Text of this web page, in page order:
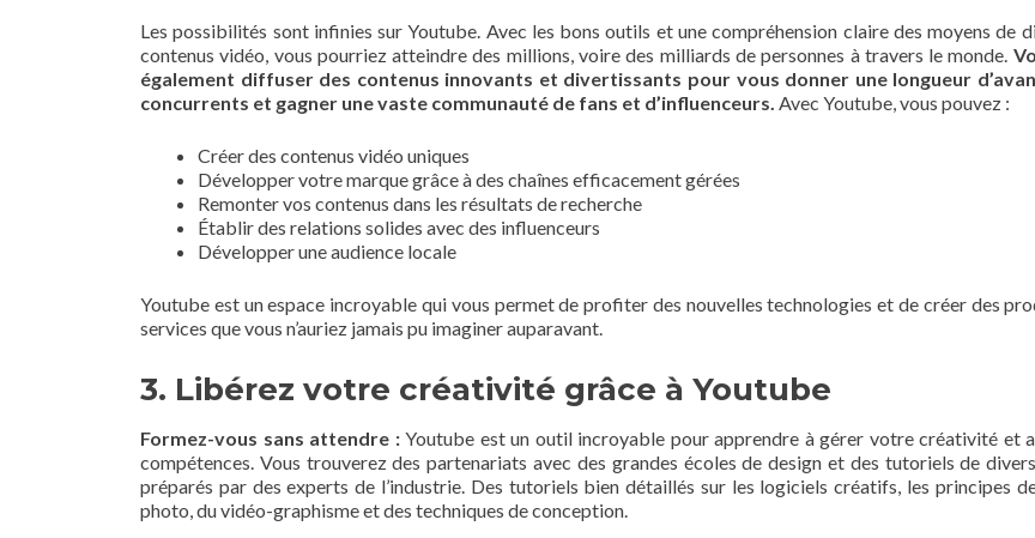
Les possibilités sont infinies sur Youtube. Avec les bons outils et une compréhension claire des moyens de
contenus vidéo, vous pourriez atteindre des millions, voire des milliards de personnes à travers le monde.
également diffuser des contenus innovants et divertissants pour vous donner une longueur
concurrents et gagner une vaste communauté de fans et d’influenceurs. Avec Youtube, vous pouvez :
Créer des contenus vidéo uniques
Développer votre marque grâce à des chaînes efficacement gérées
Remonter vos contenus dans les résultats de recherche
Établir des relations solides avec des influenceurs
Développer une audience locale
Youtube est un espace incroyable qui vous permet de profiter des nouvelles technologies et de créer des
services que vous n’auriez jamais pu imaginer auparavant.
3. Libérez votre créativité grâce à Youtube
Formez-vous sans attendre :Youtube est un outil incroyable pour apprendre à gérer votre créativité et
compétences. Vous trouverez des partenariats avec des grandes écoles de design et des tutoriels de
préparés par des experts de l’industrie. Des tutoriels bien détaillés sur les logiciels créatifs, les principes
photo, du vidéo-graphisme et des techniques de conception.